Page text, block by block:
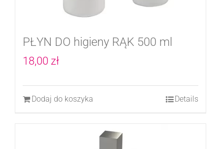
PŁYN DO higieny RĄK 500 ml
18,00 zł
Dodaj do koszyka Details